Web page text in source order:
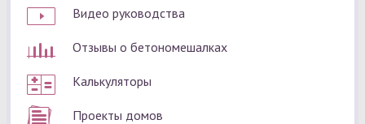
Видео руководства
Отзывы о бетономешалках
Калькуляторы
Проекты домов